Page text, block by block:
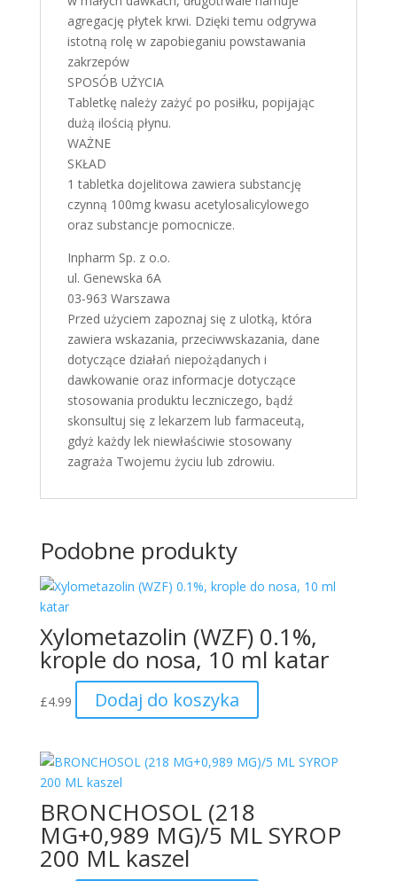
agregację płytek krwi. Dzięki temu odgrywa
istotną rolę w zapobieganiu powstawania
zakrzepów
SPOSÓB UŻYCIA
Tabletkę należy zażyć po posiłku, popijając
dużą ilością płynu.
WAŻNE
SKŁAD
1 tabletka dojelitowa zawiera substancję
czynną 100mg kwasu acetylosalicylowego
oraz substancje pomocnicze.
Inpharm Sp. z o.o.
ul. Genewska 6A
03-963 Warszawa
Przed użyciem zapoznaj się z ulotką, która
zawiera wskazania, przeciwwskazania, dane
dotyczące działań niepożądanych i
dawkowanie oraz informacje dotyczące
stosowania produktu leczniczego, bądź
skonsultuj się z lekarzem lub farmaceutą,
gdyż każdy lek niewłaściwie stosowany
zagraża Twojemu życiu lub zdrowiu.
Podobne produkty
Xylometazolin (WZF) 0.1%,
krople do nosa, 10 ml katar
£4.99 Dodaj do koszyka
BRONCHOSOL (218
MG+0,989 MG)/5 ML SYROP
200 ML kaszel